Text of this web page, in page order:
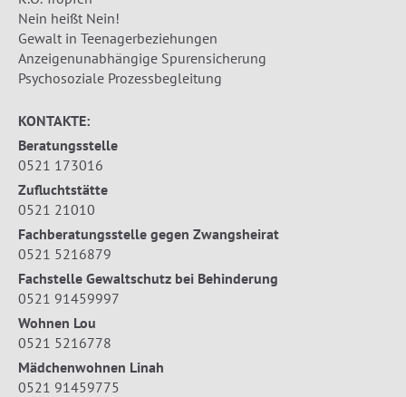
Nein heißt Nein!
Gewalt in Teenagerbeziehungen
Anzeigenunabhängige Spurensicherung
Psychosoziale Prozessbegleitung
KONTAKTE:
Beratungsstelle
0521 173016
Zufluchtstätte
0521 21010
Fachberatungsstelle gegen Zwangsheirat
0521 5216879
Fachstelle Gewaltschutz bei Behinderung
0521 91459997
Wohnen Lou
0521 5216778
Mädchenwohnen Linah
0521 91459775